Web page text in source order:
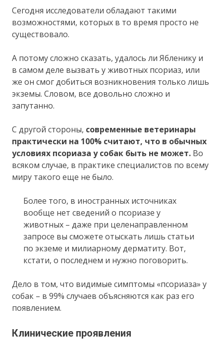
Сегодня исследователи обладают такими
возможностями, которых в то время просто не
существовало.
А потому сложно сказать, удалось ли Ябленику и
в самом деле вызвать у животных псориаз, или
же он смог добиться возникновения только лишь
экземы. Словом, все довольно сложно и
запутанно.
С другой стороны, современные ветеринары
практически на 100% считают, что в обычных
условиях псориаза у собак быть не может. Во
всяком случае, в практике специалистов по всему
миру такого еще не было.
Более того, в иностранных источниках
вообще нет сведений о псориазе у
животных – даже при целенаправленном
запросе вы сможете отыскать лишь статьи
по экземе и милиарному дерматиту. Вот,
кстати, о последнем и нужно поговорить.
Дело в том, что видимые симптомы «псориаза» у
собак – в 99% случаев объясняются как раз его
появлением.
Клинические проявления